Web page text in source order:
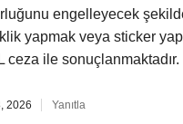
engelleyecek
yapmak veya sticker
ceza ile sonuçlanmaktadır.
2026 Yanıtla